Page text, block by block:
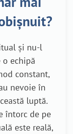
și nu-l
o echipă
constant,
nevoie în
luptă.
întorc de pe
este reală,